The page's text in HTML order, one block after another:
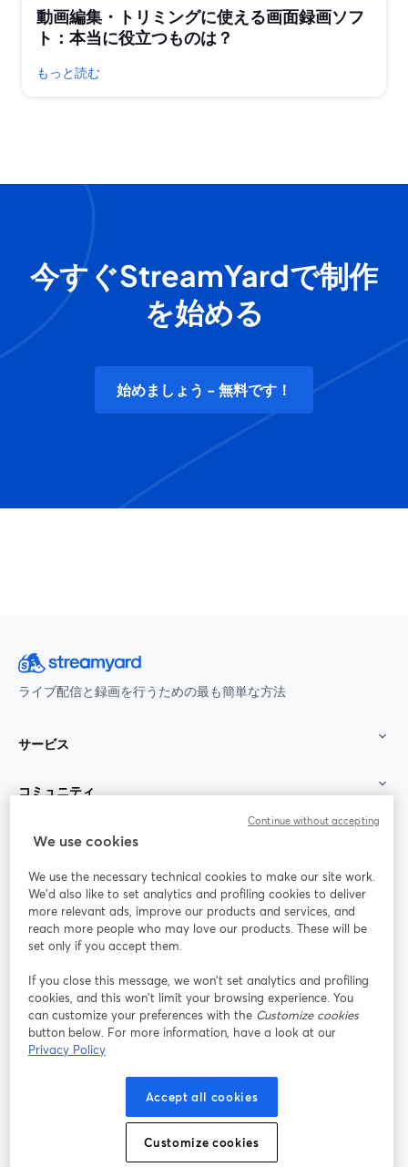
動画編集・トリミングに使える画面録画ソフ
ト：本当に役立つものは？
もっと読む
今すぐStreamYardで制作
を始める
始めましょう - 無料です！
ライブ配信と録画を行うための最も簡単な方法
サービス
コミュニティ
StreamYard：
参加する
ライ
ンセ
ミナ
ー
Facebook
新しいタブで開く(Twitter)
YouTube
Instagram
新しいタブで開く
LinkedIn
新しいタブで開く
新しいタブで開く
プラットフォーム利用規約
個人情報保護方針 クッキーポリシー
We use cookies
We use the necessary technical cookies to make our site work.
We'd also like to set analytics and profiling cookies to deliver
more relevant ads, improve our products and services, and
reach more people who may love our products. These will be
set only if you accept them.
If you close this message, we won’t set analytics and profiling
cookies, and this won’t limit your browsing experience. You
can customize your preferences with the Customize cookies
button below. For more information, have a look at our
Privacy Policy
Accept all cookies
Customize cookies
Continue without accepting